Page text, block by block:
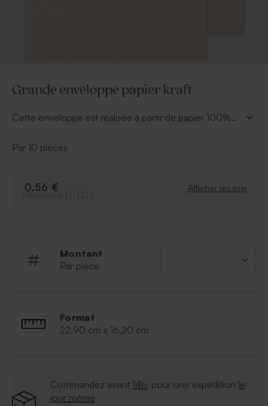
Grande enveloppe papier kraft
Cette enveloppe est réalisée à partir de papier 100%
rabat : en V. De texture lisse, vous pourrez inscrire les
Par 10 pièces
0,56 € Afficher les prix
Montant
Par pièce
Format
22,90 cm x 16,20 cm
Commandez avant 14h, pour une expédition le
jour même